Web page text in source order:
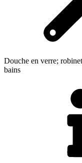
Douche en verre;
bains